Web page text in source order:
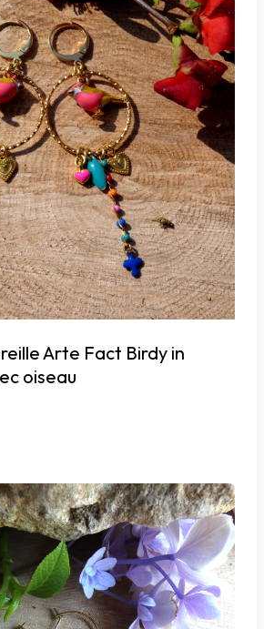
Arte Fact Birdy in
oiseau